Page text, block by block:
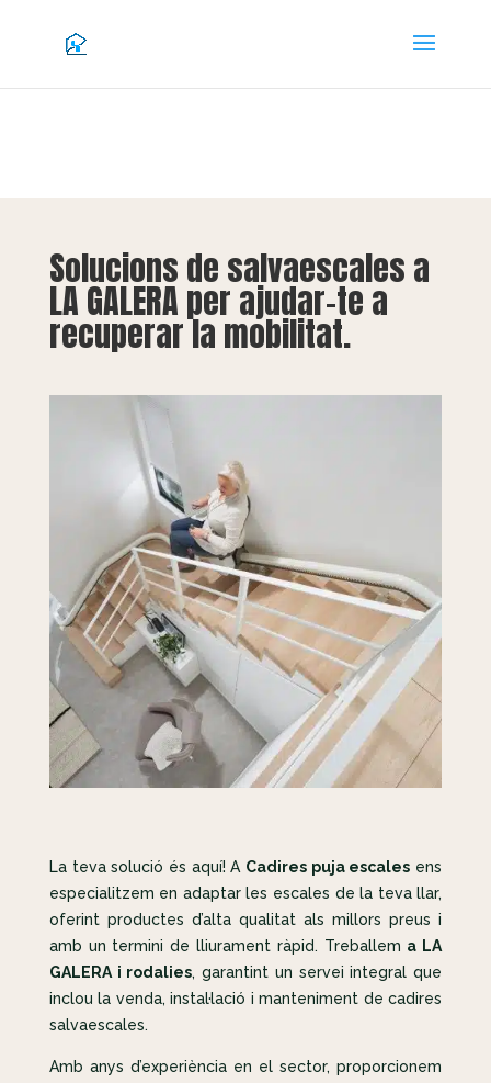
Solucions de salvaescales a
LA GALERA per ajudar-te a
recuperar la mobilitat.
La teva solució és aquí! A Cadires puja escales ens
especialitzem en adaptar les escales de la teva llar,
oferint productes d’alta qualitat als millors preus i
amb un termini de lliurament ràpid. Treballem a LA
GALERA i rodalies, garantint un servei integral que
inclou la venda, instal·lació i manteniment de cadires
salvaescales.
Amb anys d’experiència en el sector, proporcionem